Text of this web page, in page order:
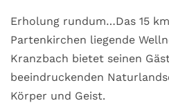
Erholung rundum…Das 15
Partenkirchen liegende
Kranzbach bietet seinen
beeindruckenden
Körper und Geist.